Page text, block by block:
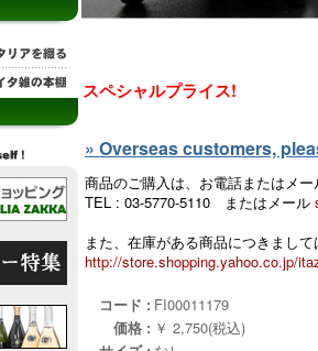
スペシャルプライス!
» Overseas customers,
商品のご購入は、お電話またはメ
TEL : 03-5770-5110 またはメール
また、在庫がある商品につきまし
http://store.shopping.yahoo.co.jp/
コード : FI00011179
価格 : ￥ 2,750(税込)